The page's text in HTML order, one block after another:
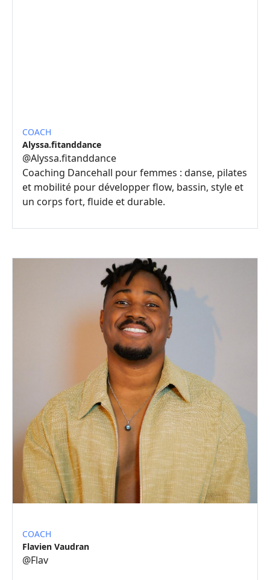
COACH
Alyssa.fitanddance
@Alyssa.fitanddance
Coaching Dancehall pour femmes : danse, pilates
et mobilité pour développer flow, bassin, style et
un corps fort, fluide et durable.
COACH
Flavien Vaudran
@Flav